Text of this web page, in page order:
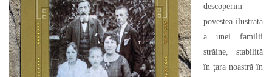
descoperim
povestea ilustrată
a unei familii
străine, stabilită
în țara noastră în